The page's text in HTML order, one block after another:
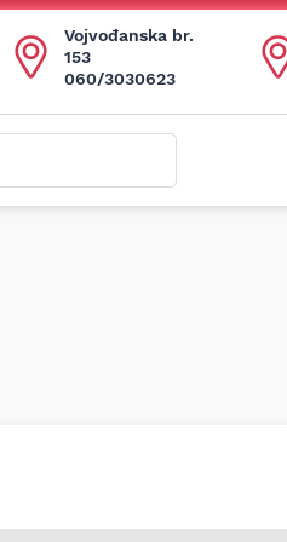
Vojvođanska br.
153
060/3030623